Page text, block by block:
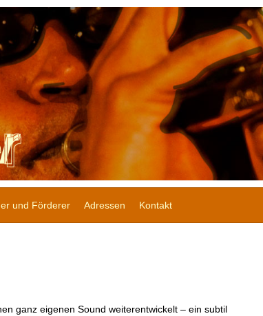
und Förderer Adressen Kontakt
ganz eigenen Sound weiterentwickelt – ein subtil